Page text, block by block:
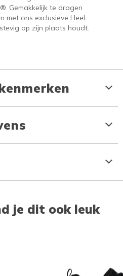
Gemakkelijk te dragen
met ons exclusieve Heel
op zijn plaats houdt.
je dit ook leuk